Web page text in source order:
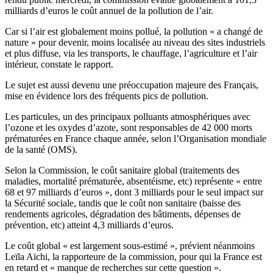
milliards d’euros le coût annuel de la pollution de l’air.
Car si l’air est globalement moins pollué, la pollution « a changé de
nature » pour devenir, moins localisée au niveau des sites industriels
et plus diffuse, via les transports, le chauffage, l’agriculture et l’air
intérieur, constate le rapport.
Le sujet est aussi devenu une préoccupation majeure des Français,
mise en évidence lors des fréquents pics de pollution.
Les particules, un des principaux polluants atmosphériques avec
l’ozone et les oxydes d’azote, sont responsables de 42 000 morts
prématurées en France chaque année, selon l’Organisation mondiale
de la santé (OMS).
Selon la Commission, le coût sanitaire global (traitements des
maladies, mortalité prématurée, absentéisme, etc) représente « entre
68 et 97 milliards d’euros », dont 3 milliards pour le seul impact sur
la Sécurité sociale, tandis que le coût non sanitaire (baisse des
rendements agricoles, dégradation des bâtiments, dépenses de
prévention, etc) atteint 4,3 milliards d’euros.
Le coût global « est largement sous-estimé », prévient néanmoins
Leïla Aïchi, la rapporteure de la commission, pour qui la France est
en retard et « manque de recherches sur cette question ».